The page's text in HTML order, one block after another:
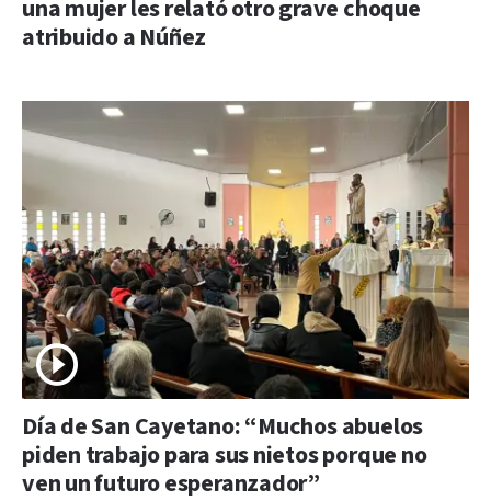
una mujer les relató otro grave choque
atribuido a Núñez
Día de San Cayetano: “Muchos abuelos
piden trabajo para sus nietos porque no
ven un futuro esperanzador”